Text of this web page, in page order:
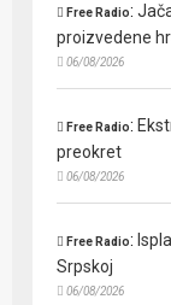
Free Radio:
proizvedene
06/08/2026
Free Radio:
preokret
06/08/2026
Free Radio:
Srpskoj
06/08/2026